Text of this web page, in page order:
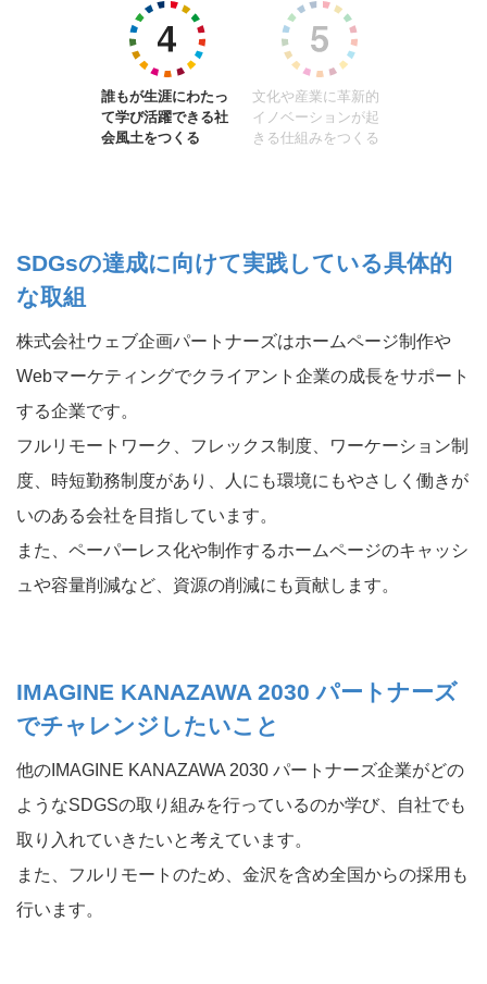
誰もが生涯にわたっ
て学び活躍できる社
会風土をつくる
文化や産業に革新的
イノベーションが起
きる仕組みをつくる
SDGsの達成に向けて実践している具体的
な取組
株式会社ウェブ企画パートナーズはホームページ制作や
Webマーケティングでクライアント企業の成長をサポート
する企業です。
フルリモートワーク、フレックス制度、ワーケーション制
度、時短勤務制度があり、人にも環境にもやさしく働きが
いのある会社を目指しています。
また、ペーパーレス化や制作するホームページのキャッシ
ュや容量削減など、資源の削減にも貢献します。
IMAGINE KANAZAWA 2030 パートナーズ
でチャレンジしたいこと
他のIMAGINE KANAZAWA 2030 パートナーズ企業がどの
ようなSDGSの取り組みを行っているのか学び、自社でも
取り入れていきたいと考えています。
また、フルリモートのため、金沢を含め全国からの採用も
行います。